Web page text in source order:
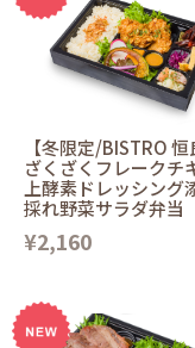
【冬限定/BISTRO 恒
ざくざくフレークチ
上酵素ドレッシング
採れ野菜サラダ弁当
¥2,160